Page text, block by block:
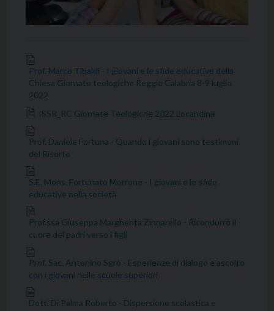
Prof. Marco Tibaldi - I giovani e le sfide educative della
Chiesa Giornate teologiche Reggio Calabria 8-9 luglio
2022
ISSR_RC Giornate Teologiche 2022 Locandina
Prof. Daniele Fortuna - Quando i giovani sono testimoni
del Risorto
S.E. Mons. Fortunato Morrone - I giovani e le sfide
educative nella società
Prof.ssa Giuseppa Margherita Zinnarello - Ricondurrò il
cuore dei padri verso i figli
Prof. Sac. Antonino Sgrò - Esperienze di dialogo e ascolto
con i giovani nelle scuole superiori
Dott. Di Palma Roberto - Dispersione scolastica e